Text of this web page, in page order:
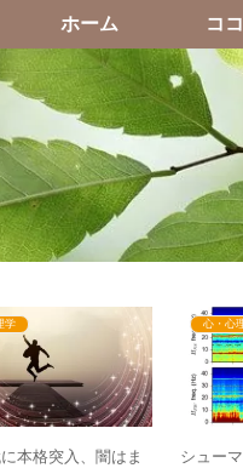
ホーム コ
学
本格突入、闇はま
心・心
シュー